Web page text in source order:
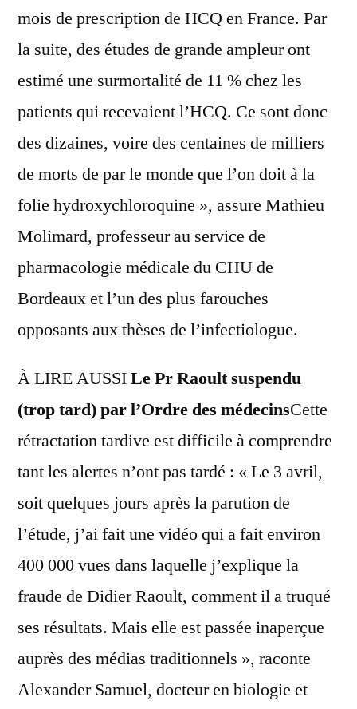
mois de prescription de HCQ en France. Par
la suite, des études de grande ampleur ont
estimé une surmortalité de 11 % chez les
patients qui recevaient l’HCQ. Ce sont donc
des dizaines, voire des centaines de milliers
de morts de par le monde que l’on doit à la
folie hydroxychloroquine », assure Mathieu
Molimard, professeur au service de
pharmacologie médicale du CHU de
Bordeaux et l’un des plus farouches
opposants aux thèses de l’infectiologue.
À LIRE AUSSILe Pr Raoult suspendu
(trop tard) par l’Ordre des médecinsCette
rétractation tardive est difficile à comprendre
tant les alertes n’ont pas tardé : « Le 3 avril,
soit quelques jours après la parution de
l’étude, j’ai fait une vidéo qui a fait environ
400 000 vues dans laquelle j’explique la
fraude de Didier Raoult, comment il a truqué
ses résultats. Mais elle est passée inaperçue
auprès des médias traditionnels », raconte
Alexander Samuel, docteur en biologie et